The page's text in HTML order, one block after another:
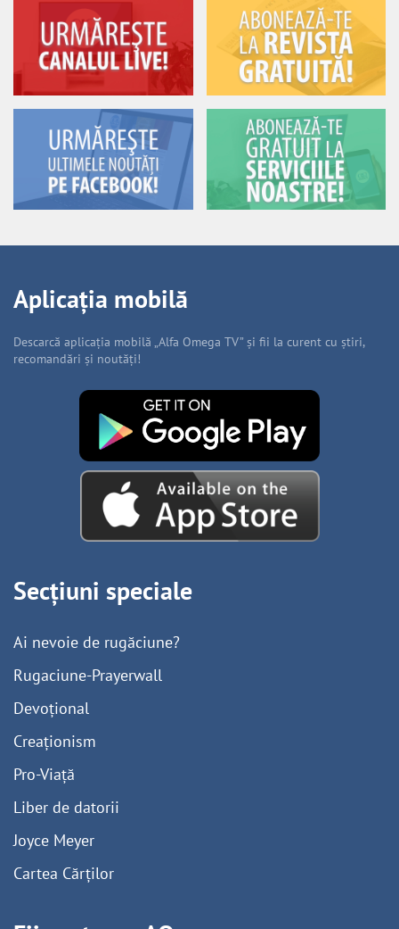
Aplicația mobilă
Descarcă aplicația mobilă „Alfa Omega TV” și fii la curent cu știri,
recomandări și noutăți!
Secțiuni speciale
Ai nevoie de rugăciune?
Rugaciune-Prayerwall
Devoțional
Creaționism
Pro-Viață
Liber de datorii
Joyce Meyer
Cartea Cărților